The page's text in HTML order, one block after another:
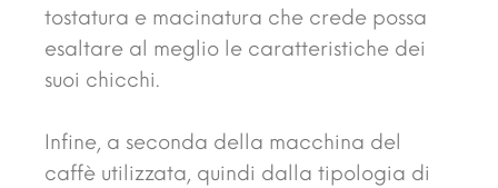
tostatura e macinatura che crede possa
esaltare al meglio le caratteristiche dei
suoi chicchi.
Infine, a seconda della macchina del
caffè utilizzata, quindi dalla tipologia di